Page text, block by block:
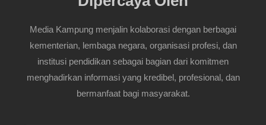
Media Kampung menjalin kolaborasi dengan berbagai
kementerian, lembaga negara, organisasi profesi, dan
institusi pendidikan sebagai bagian dari komitmen
menghadirkan informasi yang kredibel, profesional, dan
bermanfaat bagi masyarakat.